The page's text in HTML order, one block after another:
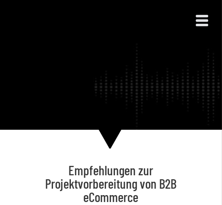
Empfehlungen zur
Projektvorbereitung von B2B
eCommerce